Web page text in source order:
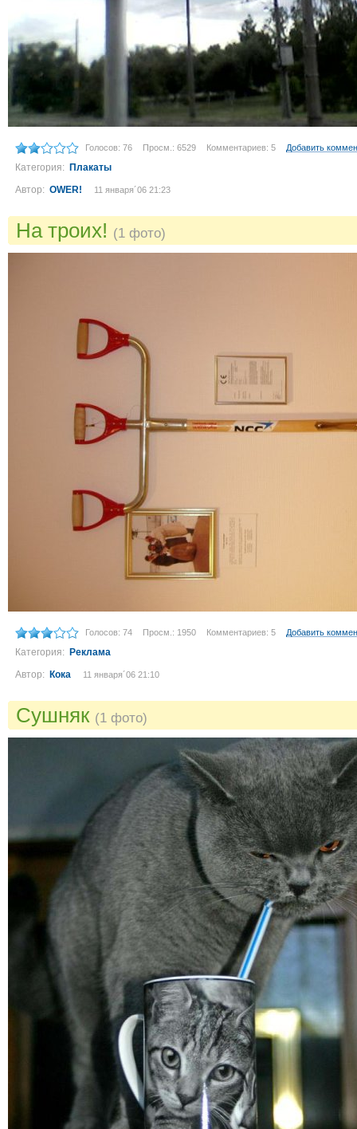
Голосов: 76 Просм.: 6529 Комментариев: 5 Добавить
Категория: Плакаты
Автор: OWER! 11 января´06 21:23
На троих! (1 фото)
Голосов: 74 Просм.: 1950 Комментариев: 5 Добавить
Категория: Реклама
Автор: Кока 11 января´06 21:10
Сушняк (1 фото)